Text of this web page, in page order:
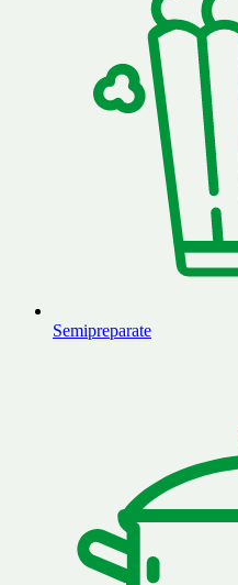
Semipreparate